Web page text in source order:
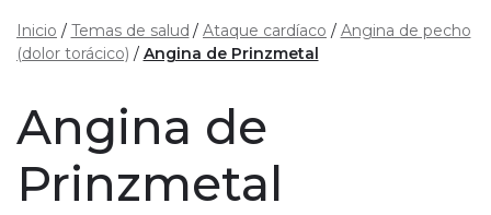
Inicio Temas de salud Ataque cardíaco
Angina de pecho
(dolor torácico)
Angina de Prinzmetal
Angina de
Prinzmetal